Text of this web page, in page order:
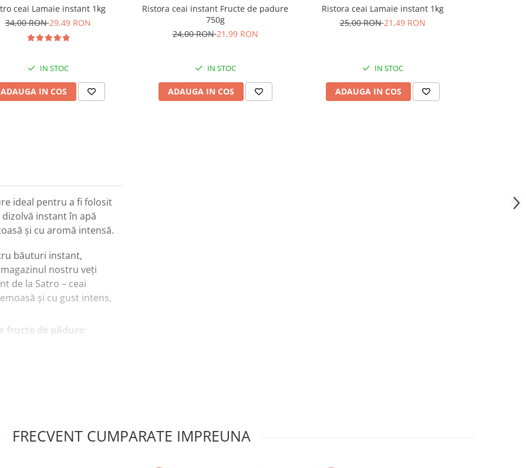
ceai Lamaie instant 1kg
34,00 RON29,49 RON
IN STOC
ADAUGA IN COS
Ristora ceai instant Fructe de padure
750g
24,00 RON21,99 RON
IN STOC
ADAUGA IN COS
Ristora ceai Lamaie instant 1kg
25,00 RON21,49 RON
IN STOC
ADAUGA IN COS
ideal pentru a fi folosit
instant în apă
și cu aromă intensă.
băuturi instant,
nostru veți
de la Satro – ceai
și cu gust intens,
fructe de pădure:
FRECVENT CUMPARATE IMPREUNA